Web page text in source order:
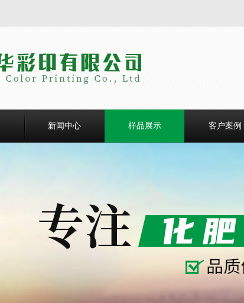
新闻中心 样品展示 客户案例